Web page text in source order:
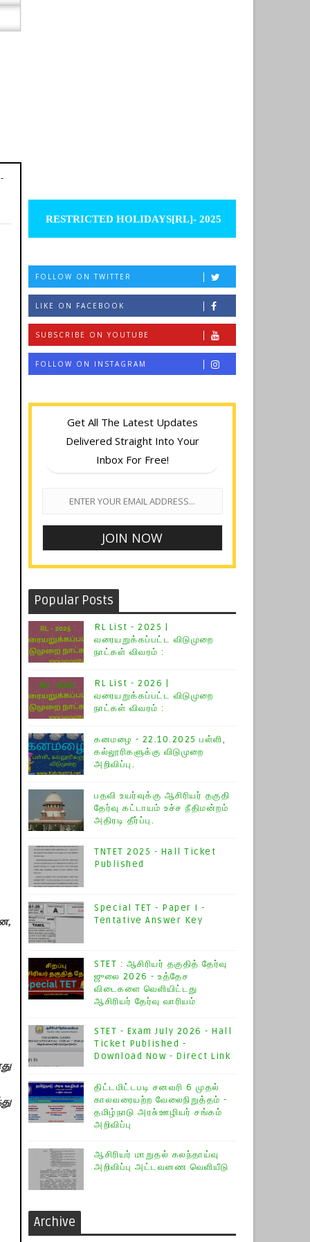
RESTRICTED HOLIDAYS[RL]- 2025
FOLLOW ON TWITTER
LIKE ON FACEBOOK
SUBSCRIBE ON YOUTUBE
FOLLOW ON INSTAGRAM
Get All The Latest Updates
Delivered Straight Into Your
Inbox For Free!
Popular Posts
RL List - 2025 |
வரையறுக்கப்பட்ட விடுமுறை
நாட்கள் விவரம் :
RL List - 2026 |
வரையறுக்கப்பட்ட விடுமுறை
நாட்கள் விவரம் :
கனமழை - 22.10.2025 பள்ளி,
கல்லூரிகளுக்கு விடுமுறை
அறிவிப்பு.
பதவி உயர்வுக்கு ஆசிரியர் தகுதி
தேர்வு கட்டாயம் உச்ச நீதிமன்றம்
அதிரடி தீர்ப்பு.
TNTET 2025 - Hall Ticket
Published
Special TET - Paper I -
Tentative Answer Key
STET : ஆசிரியர் தகுதித் தேர்வு
ஜுலை 2026 - உத்தேச
விடைகளை வெளியிட்டது
ஆசிரியர் தேர்வு வாரியம்
STET - Exam July 2026 - Hall
Ticket Published -
Download Now - Direct Link
திட்டமிட்டபடி சனவரி 6 முதல்
காலவரையற்ற வேலைநிறுத்தம் -
தமிழ்நாடு அரசு்ஊழியர் சங்கம்
அறிவிப்பு
ஆசிரியர் மாறுதல் கலந்தாய்வு
அறிவிப்பு அட்டவனண வெளியீடு
Archive